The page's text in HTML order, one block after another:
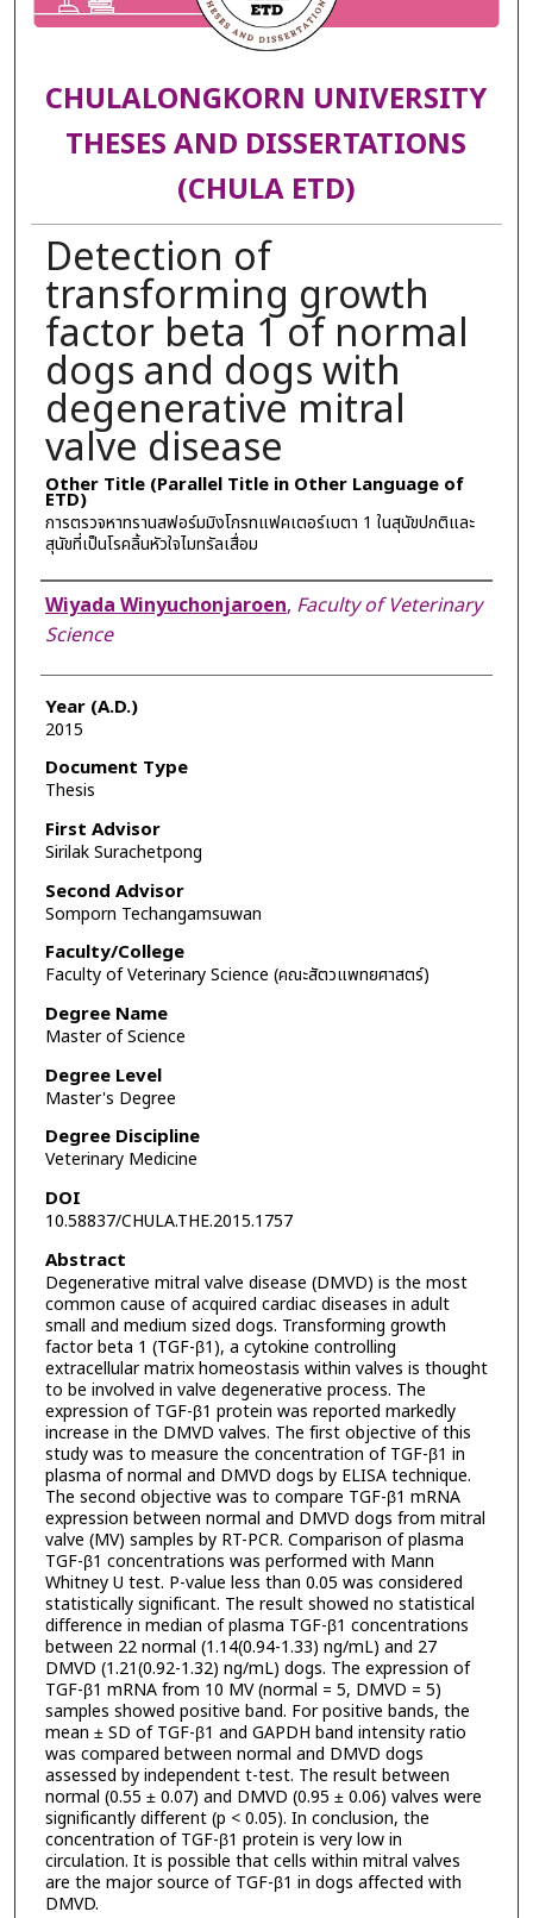
CHULALONGKORN UNIVERSITY
THESES AND DISSERTATIONS
(CHULA ETD)
Detection of
transforming growth
factor beta 1 of normal
dogs and dogs with
degenerative mitral
valve disease
Other Title (Parallel Title in Other Language of
ETD)
การตรวจหาทรานสฟอร์มมิงโกรทแฟคเตอร์เบตา 1 ในสุนัขปกติและ
สุนัขที่เป็นโรคลิ้นหัวใจไมทรัลเสื่อม
Author
Wiyada Winyuchonjaroen, Faculty of Veterinary
Science
Year (A.D.)
2015
Document Type
Thesis
First Advisor
Sirilak Surachetpong
Second Advisor
Somporn Techangamsuwan
Faculty/College
Faculty of Veterinary Science (คณะสัตวแพทยศาสตร์)
Degree Name
Master of Science
Degree Level
Master's Degree
Degree Discipline
Veterinary Medicine
DOI
10.58837/CHULA.THE.2015.1757
Abstract
Degenerative mitral valve disease (DMVD) is the most
common cause of acquired cardiac diseases in adult
small and medium sized dogs. Transforming growth
factor beta 1 (TGF-β1), a cytokine controlling
extracellular matrix homeostasis within valves is thought
to be involved in valve degenerative process. The
expression of TGF-β1 protein was reported markedly
increase in the DMVD valves. The first objective of this
study was to measure the concentration of TGF-β1 in
plasma of normal and DMVD dogs by ELISA technique.
The second objective was to compare TGF-β1 mRNA
expression between normal and DMVD dogs from mitral
valve (MV) samples by RT-PCR. Comparison of plasma
TGF-β1 concentrations was performed with Mann
Whitney U test. P-value less than 0.05 was considered
statistically significant. The result showed no statistical
difference in median of plasma TGF-β1 concentrations
between 22 normal (1.14(0.94-1.33) ng/mL) and 27
DMVD (1.21(0.92-1.32) ng/mL) dogs. The expression of
TGF-β1 mRNA from 10 MV (normal = 5, DMVD = 5)
samples showed positive band. For positive bands, the
mean ± SD of TGF-β1 and GAPDH band intensity ratio
was compared between normal and DMVD dogs
assessed by independent t-test. The result between
normal (0.55 ± 0.07) and DMVD (0.95 ± 0.06) valves were
significantly different (p < 0.05). In conclusion, the
concentration of TGF-β1 protein is very low in
circulation. It is possible that cells within mitral valves
are the major source of TGF-β1 in dogs affected with
DMVD.